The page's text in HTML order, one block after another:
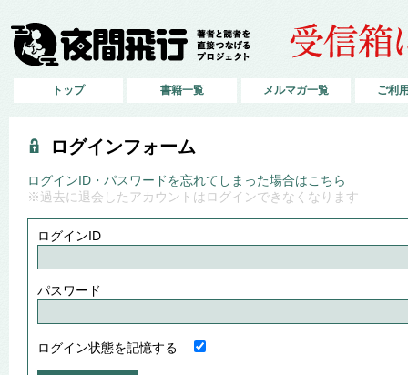
トップ 書籍一覧 メルマガ一覧 ご利
ログインフォーム
ログインID・パスワードを忘れてしまった場合はこちら
※過去に退会したアカウントはログインできなくなります
ログインID
パスワード
ログイン状態を記憶する